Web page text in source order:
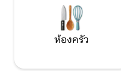
ทอมป์สัน อาร์โบรีตัม และ
เพียง 50 นาที เพลิดเพลินกั
จักรยาน เส้นทางเอทีวี แล
กลางแจ้งที่ไม่มีที่สิ้นสุด
ห้องครัว